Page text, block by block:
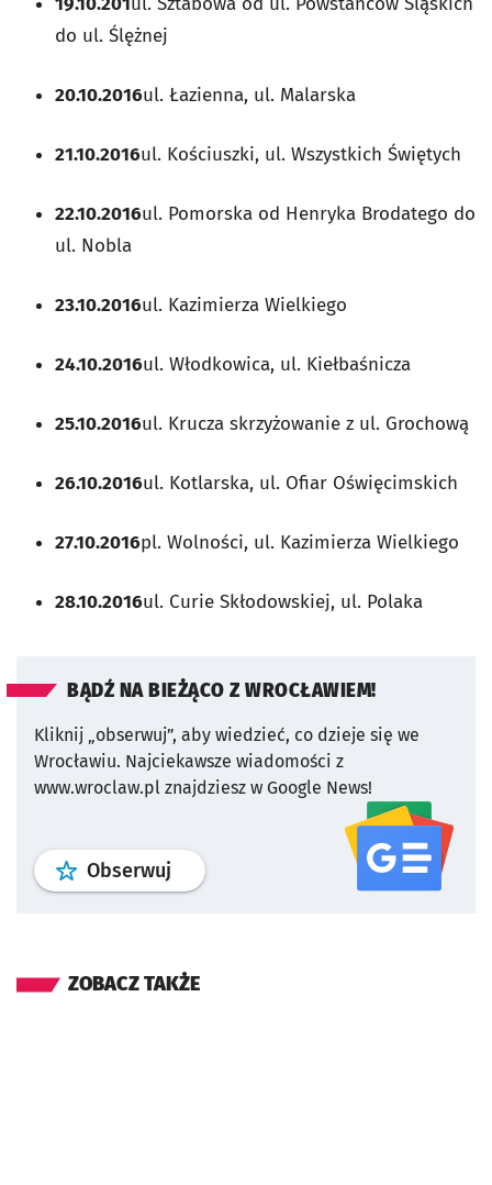
do ul. Ślężnej
20.10.2016ul. Łazienna, ul. Malarska
21.10.2016ul. Kościuszki, ul. Wszystkich Świętych
22.10.2016ul. Pomorska od Henryka Brodatego do
ul. Nobla
23.10.2016ul. Kazimierza Wielkiego
24.10.2016ul. Włodkowica, ul. Kiełbaśnicza
25.10.2016ul. Krucza skrzyżowanie z ul. Grochową
26.10.2016ul. Kotlarska, ul. Ofiar Oświęcimskich
27.10.2016pl. Wolności, ul. Kazimierza Wielkiego
28.10.2016ul. Curie Skłodowskiej, ul. Polaka
BĄDŹ NA BIEŻĄCO Z WROCŁAWIEM!
Kliknij „obserwuj”, aby wiedzieć, co dzieje się we
Wrocławiu. Najciekawsze wiadomości z
www.wroclaw.pl znajdziesz w Google News!
Obserwuj profil serwisu
ZOBACZ TAKŻE